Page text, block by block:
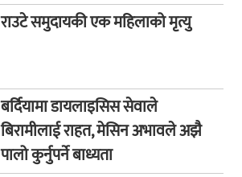
राउटे समुदायकी एक महिलाको मृत्यु
बर्दियामा डायलाइसिस सेवाले
बिरामीलाई राहत, मेसिन अभावले अझै
पालो कुर्नुपर्ने बाध्यता